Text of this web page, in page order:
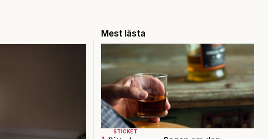
Mest lästa
STICKET